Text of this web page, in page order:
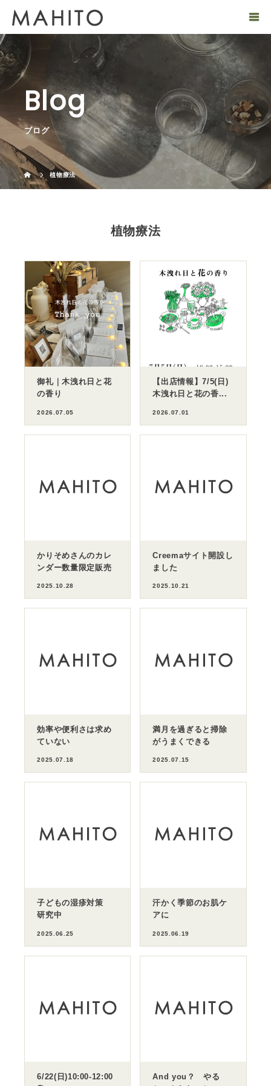
Blog
ブログ
植物療法
植物療法
御礼｜木洩れ日と花
の香り
2026.07.05
【出店情報】7/5(日)
木洩れ日と花の香...
2026.07.01
かりそめさんのカレ
ンダー数量限定販売
2025.10.28
Creemaサイト開設し
ました
2025.10.21
効率や便利さは求め
ていない
2025.07.18
満月を過ぎると掃除
がうまくできる
2025.07.15
子どもの湿疹対策
研究中
2025.06.25
汗かく季節のお肌ケ
アに
2025.06.19
6/22(日)10:00-12:00
And you？ やる